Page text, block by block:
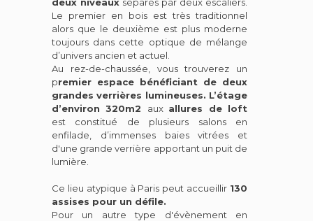
deux niveaux séparés par deux escaliers.
Le premier en bois est très traditionnel
alors que le deuxième est plus moderne
toujours dans cette optique de mélange
d’univers ancien et actuel.
Au rez-de-chaussée, vous trouverez un
premier espace bénéficiant de deux
grandes verrières lumineuses. L’étage
d’environ 320m2 aux allures de loft
est constitué de plusieurs salons en
enfilade, d’immenses baies vitrées et
d'une grande verrière apportant un puit de
lumière.
Ce lieu atypique à Paris peut accueillir 130
assises pour un défile.
Pour un autre type d'évènement en